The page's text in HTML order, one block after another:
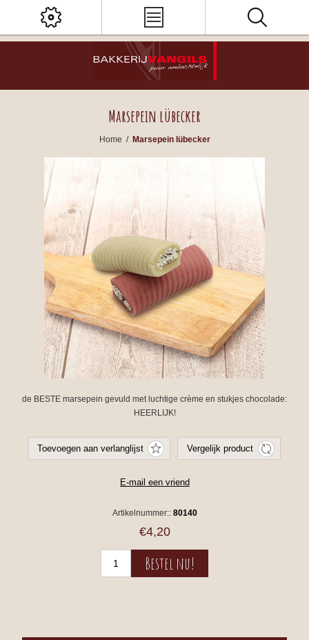
Marsepein lübecker
Home / Marsepein lübecker
de BESTE marsepein gevuld met luchtige crème en stukjes chocolade:
HEERLIJK!
Artikelnummer:: 80140
€4,20